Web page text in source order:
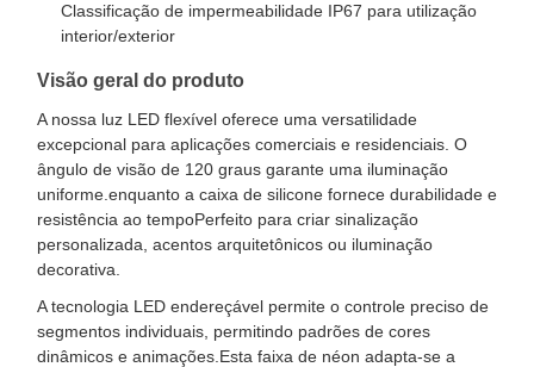
Classificação de impermeabilidade IP67 para utilização
interior/exterior
Visão geral do produto
A nossa luz LED flexível oferece uma versatilidade
excepcional para aplicações comerciais e residenciais. O
ângulo de visão de 120 graus garante uma iluminação
uniforme.enquanto a caixa de silicone fornece durabilidade e
resistência ao tempoPerfeito para criar sinalização
personalizada, acentos arquitetônicos ou iluminação
decorativa.
A tecnologia LED endereçável permite o controle preciso de
segmentos individuais, permitindo padrões de cores
dinâmicos e animações.Esta faixa de néon adapta-se a